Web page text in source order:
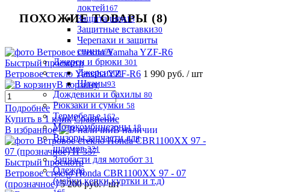
локтей167
Защита шеи15
Защитные вставки30
Черепахи и защиты
спины96
Джерси и брюки 301
Джерси208
Штаны93
Дождевики и бахилы 80
Рюкзаки и сумки 58
Термобелье 162
Мотокомбинезоны 18
Визоры,запчасти для
шлемов 221
Запчасти для мотобот 31
Одежда
(майки,кепки,куртки и т.д)
ПОХОЖИЕ ТОВАРЫ (8)
Быстрый просмотр
Ветровое стекло Yamaha YZF-R6 1 990 руб. / шт
В корзину
Подробнее
Купить в 1 клик Сравнение
В избранное
В наличии
Быстрый просмотр
Ветровое стекло Honda CBR1100XX 97 - 07
(прозначное) 5 200 руб./ шт